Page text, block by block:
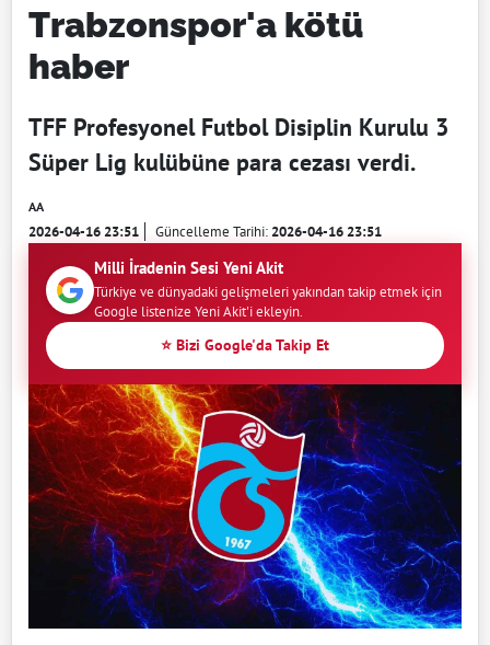
Trabzonspor'a kötü
haber
TFF Profesyonel Futbol Disiplin Kurulu 3
Süper Lig kulübüne para cezası verdi.
AA
2026-04-16 23:51 Güncelleme Tarihi:2026-04-16 23:51
Milli İradenin Sesi Yeni Akit
Türkiye ve dünyadaki gelişmeleri yakından takip etmek için
Google listenize Yeni Akit'i ekleyin.
⭐ Bizi Google'da Takip Et